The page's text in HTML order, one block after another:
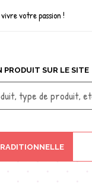
votre passion !
PRODUIT SUR LE SITE